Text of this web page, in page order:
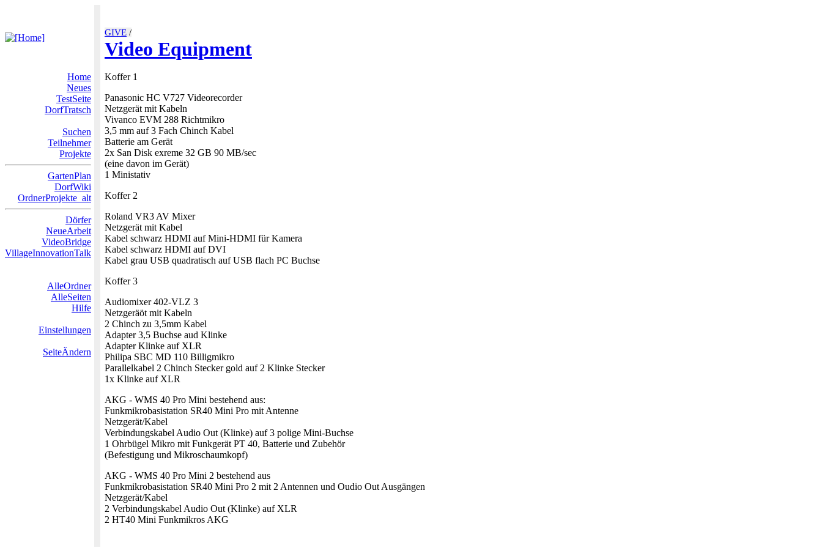
GIVE /
Video Equipment
Home
Neues
TestSeite
DorfTratsch
Suchen
Teilnehmer
Projekte
GartenPlan
DorfWiki
OrdnerProjekte_alt
Dörfer
NeueArbeit
VideoBridge
VillageInnovationTalk
AlleOrdner
AlleSeiten
Hilfe
Einstellungen
SeiteÄndern
Koffer 1
Panasonic HC V727 Videorecorder
Netzgerät mit Kabeln
Vivanco EVM 288 Richtmikro
3,5 mm auf 3 Fach Chinch Kabel
Batterie am Gerät
2x San Disk exreme 32 GB 90 MB/sec
(eine davon im Gerät)
1 Ministativ
Koffer 2
Roland VR3 AV Mixer
Netzgerät mit Kabel
Kabel schwarz HDMI auf Mini-HDMI für Kamera
Kabel schwarz HDMI auf DVI
Kabel grau USB quadratisch auf USB flach PC Buchse
Koffer 3
Audiomixer 402-VLZ 3
Netzgeräöt mit Kabeln
2 Chinch zu 3,5mm Kabel
Adapter 3,5 Buchse aud Klinke
Adapter Klinke auf XLR
Philipa SBC MD 110 Billigmikro
Parallelkabel 2 Chinch Stecker gold auf 2 Klinke Stecker
1x Klinke auf XLR
AKG - WMS 40 Pro Mini bestehend aus:
Funkmikrobasistation SR40 Mini Pro mit Antenne
Netzgerät/Kabel
Verbindungskabel Audio Out (Klinke) auf 3 polige Mini-Buchse
1 Ohrbügel Mikro mit Funkgerät PT 40, Batterie und Zubehör
(Befestigung und Mikroschaumkopf)
AKG - WMS 40 Pro Mini 2 bestehend aus
Funkmikrobasistation SR40 Mini Pro 2 mit 2 Antennen und Oudio Out Ausgängen
Netzgerät/Kabel
2 Verbindungskabel Audio Out (Klinke) auf XLR
2 HT40 Mini Funkmikros AKG